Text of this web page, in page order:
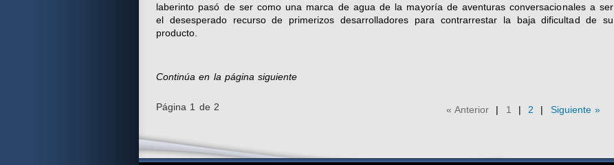
laberinto pasó de ser como una marca de agua de la mayoría de aventuras conversacionales a ser
el desesperado recurso de primerizos desarrolladores para contrarrestar la baja dificultad de su
producto.
Continúa en la página siguiente
Página 1 de 2 « Anterior 1 2 Siguiente »